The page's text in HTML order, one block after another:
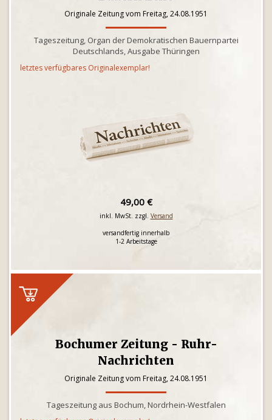
Originale Zeitung vom Freitag, 24.08.1951
Tageszeitung, Organ der Demokratischen Bauernpartei
Deutschlands, Ausgabe Thüringen
letztes verfügbares Originalexemplar!
49,00 €
inkl. MwSt. zzgl. Versand
versandfertig innerhalb
1-2 Arbeitstage
Bochumer Zeitung - Ruhr-
Nachrichten
Originale Zeitung vom Freitag, 24.08.1951
Tageszeitung aus Bochum, Nordrhein-Westfalen